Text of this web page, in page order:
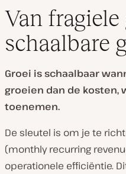
Van
schaalbare
Groei is schaalbaar
groeien dan de kosten,
toenemen.
De sleutel is om je te
(monthly recurring
operationele efficiëntie.